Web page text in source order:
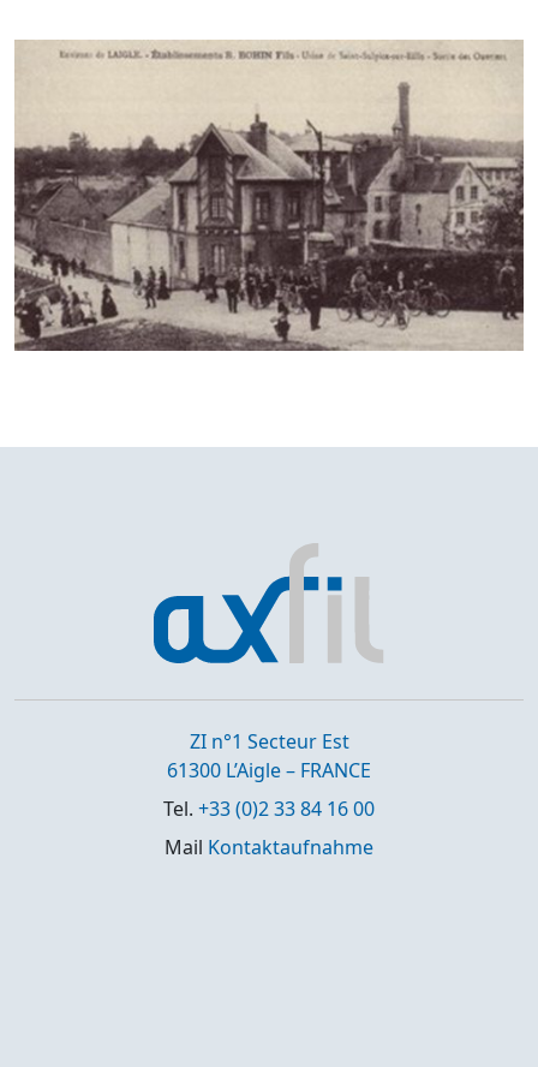
ZI n°1 Secteur Est
61300 L’Aigle – FRANCE
Tel. +33 (0)2 33 84 16 00
Mail Kontaktaufnahme